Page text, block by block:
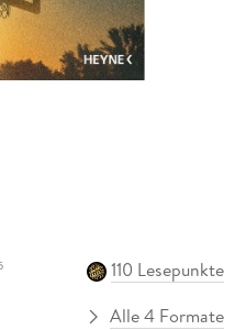
110 Lesepunkte
Alle 4 Formate